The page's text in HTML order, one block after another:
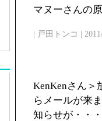
マヌーさんの
| 戸田トンコ |
KenKenさん＞
らメールが来
知らせが・・・